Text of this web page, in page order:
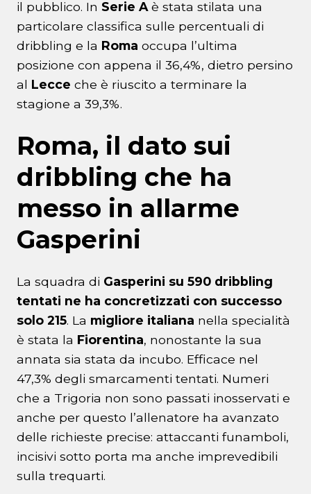
il pubblico. In Serie A è stata stilata una
particolare classifica sulle percentuali di
dribbling e la Roma occupa l’ultima
posizione con appena il 36,4%, dietro persino
al Lecce che è riuscito a terminare la
stagione a 39,3%.
Roma, il dato sui
dribbling che ha
messo in allarme
Gasperini
La squadra di Gasperini su 590 dribbling
tentati ne ha concretizzati con successo
solo 215. La migliore italiana nella specialità
è stata la Fiorentina, nonostante la sua
annata sia stata da incubo. Efficace nel
47,3% degli smarcamenti tentati. Numeri
che a Trigoria non sono passati inosservati e
anche per questo l’allenatore ha avanzato
delle richieste precise: attaccanti funamboli,
incisivi sotto porta ma anche imprevedibili
sulla trequarti.